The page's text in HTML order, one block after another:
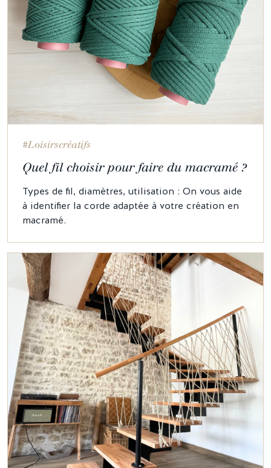
#Loisirscréatifs
Quel fil choisir pour faire du macramé ?
Types de fil, diamètres, utilisation : On vous aide
à identifier la corde adaptée à votre création en
macramé.